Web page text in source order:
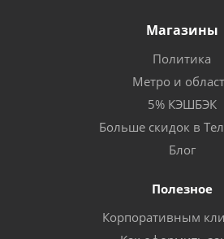
Магазины
Политика
Метро и
5% КЭШБЭК
Больше скидок в
Блог
Полезное
Корпоративным